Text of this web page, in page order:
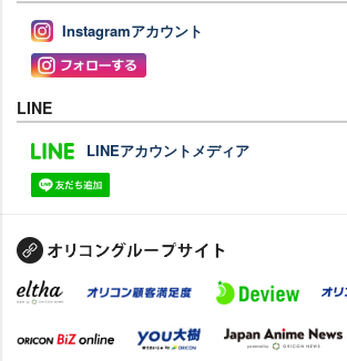
Instagramアカウント
LINE
LINEアカウントメディア